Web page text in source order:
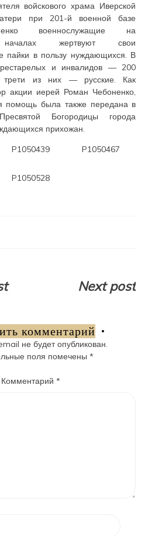
войскового храма Иверской
при 201-й военной базе
военнослужащие на
началах жертвуют свои
пайки в пользу нуждающихся. В
и инвалидов — 200
трети из них — русские. Как
акции иерей Роман Чебоненко,
помощь была также передана в
Богородицы города
прихожан.
P1050439 P1050467
P1050528
Next post
комментарий
не будет опубликован.
поля помечены *
Комментарий*